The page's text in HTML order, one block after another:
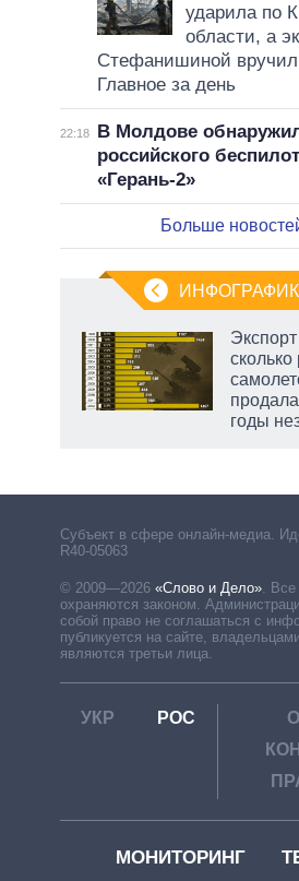
ударила по
области, а
Стефанишиной
Главное за день
22:18
В Молдове
российского
«Герань-2»
Больше
сколько
годы
Субъект в сфере онлайн-медиа.
R40-05063
© 2009—2026 «Слово и Дело»
охраняются законом.
собой право не соглашаться с
публикуется на сайте,
являются третьи лица.
УКР РОС
МОНИТОРИНГ